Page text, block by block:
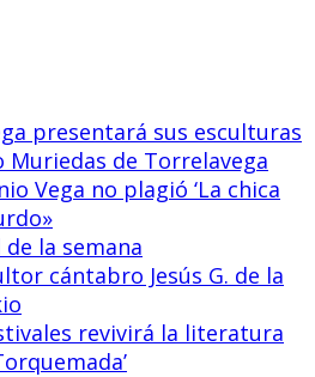
presentará sus esculturas
Muriedas de Torrelavega
Vega no plagió ‘La chica
la semana
cántabro Jesús G. de la
revivirá la literatura